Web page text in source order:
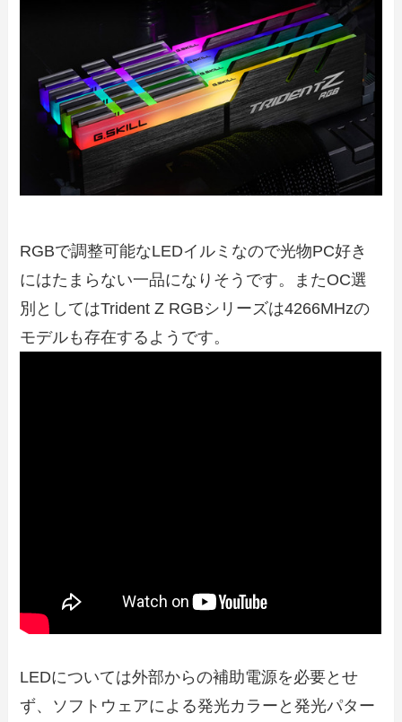
RGBで調整可能なLEDイルミなので光物PC好き
にはたまらない一品になりそうです。またOC選
別としてはTrident Z RGBシリーズは4266MHzの
モデルも存在するようです。
LEDについては外部からの補助電源を必要とせ
ず、ソフトウェアによる発光カラーと発光パター